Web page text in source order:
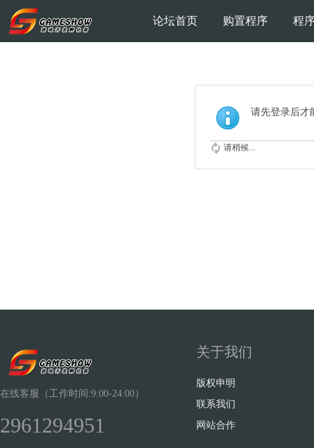
论坛首页 购置程序 程
请先登录后才
请稍候...
在线客服（工作时间:9:00-24:00）
2961294951
关于我们
版权申明
联系我们
网站合作